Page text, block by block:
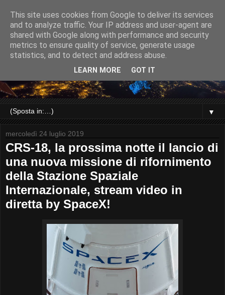
▼
mercoledì 24 luglio 2019
CRS-18, la prossima notte il lancio di
una nuova missione di rifornimento
della Stazione Spaziale
Internazionale, stream video in
diretta by SpaceX!
This site uses cookies from Google to deliver its services
and to analyze traffic. Your IP address and user-agent are
shared with Google along with performance and security
metrics to ensure quality of service, generate usage
statistics, and to detect and address abuse.
LEARN MORE GOT IT